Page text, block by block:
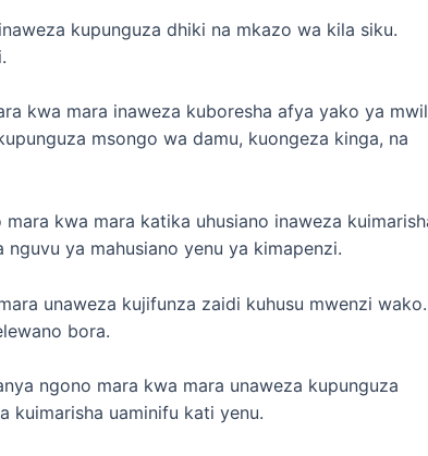
kupunguza dhiki na mkazo wa kila siku.
kwa mara inaweza kuboresha afya yako ya
msongo wa damu, kuongeza kinga, na
kwa mara katika uhusiano inaweza
ya mahusiano yenu ya kimapenzi.
unaweza kujifunza zaidi kuhusu mwenzi wako.
bora.
ngono mara kwa mara unaweza kupunguza
kuimarisha uaminifu kati yenu.